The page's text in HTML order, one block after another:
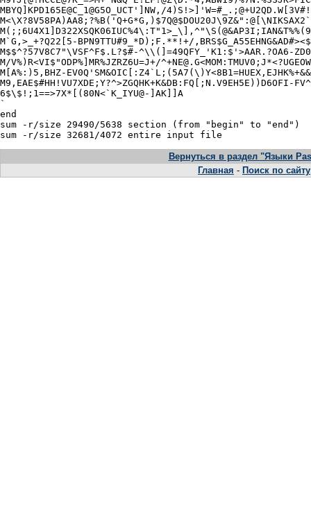
Вернуться в раздел "Языки
Главная - Поиск по сайту